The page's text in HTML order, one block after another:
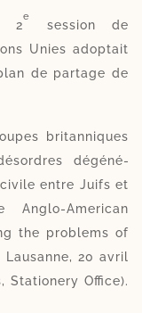
2
e
ses­sion de
Unies adop­tait
de par­tage de
bri­tan­niques
dégé­né­
entre Juifs et
​American
the pro­blems of
Lausanne, 20 avril
Stationery Office).